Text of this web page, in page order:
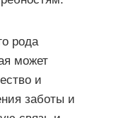
рода
может
и
заботы и